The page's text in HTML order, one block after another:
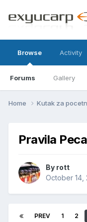
Browse
Forums Gallery
Activity
Home Kutak za
Pravila
By rott
October 14,
PREV 1 2